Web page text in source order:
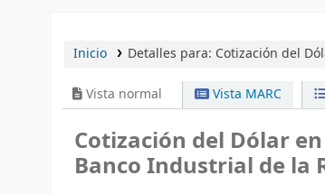
Inicio Detalles para: Cotización del
Vista normal Vista MARC
Cotización del Dólar
Banco Industrial de la